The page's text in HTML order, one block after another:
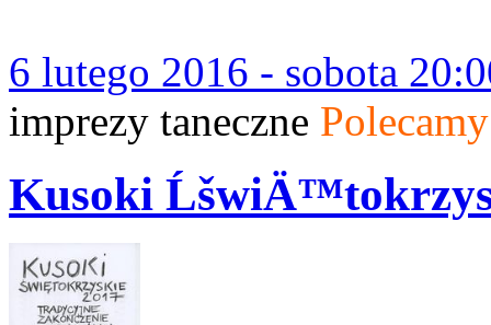
6 lutego 2016 - sobota
imprezy taneczne Polecamy
Kusoki